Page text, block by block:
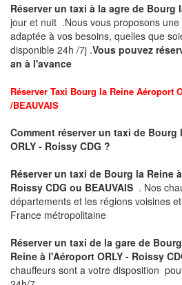
Réserver un taxi à la agre de Bourg
jour et nuit .Nous vous proposons
adaptée à vos besoins, quelles que
disponible 24h /7j .Vous pouvez
an à l'avance
Réserver Taxi Bourg la Reine Aéroport
/BEAUVAIS
Comment réserver un taxi de Bourg
ORLY - Roissy CDG ?
Réserver un taxi de Bourg la Reine
Roissy CDG ou BEAUVAIS . Nos
départements et les régions voisines
France métropolitaine
Réserver un taxi de la gare de
Reine à l'Aéroport ORLY - Roissy
chauffeurs sont a votre disposition